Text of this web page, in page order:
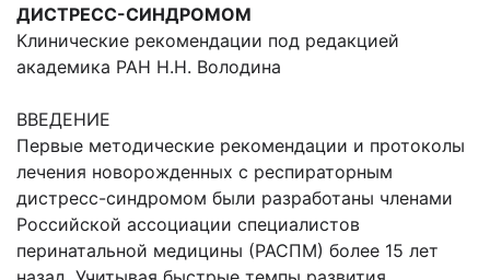
ДИСТРЕСС-СИНДРОМОМ
Клинические рекомендации под редакцией
академика РАН Н.Н. Володина
ВВЕДЕНИЕ
Первые методические рекомендации и протоколы
лечения новорожденных с респираторным
дистресс-синдромом были разработаны членами
Российской ассоциации специалистов
перинатальной медицины (РАСПМ) более 15 лет